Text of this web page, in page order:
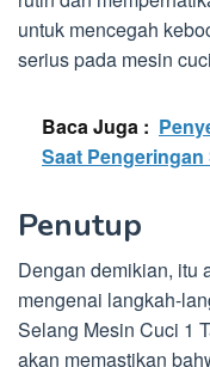
untuk mencegah
serius pada mesin
Baca Juga :
Saat
Penutup
Dengan demikian, itu
mengenai langkah-
Selang Mesin Cuci 1
akan memastikan